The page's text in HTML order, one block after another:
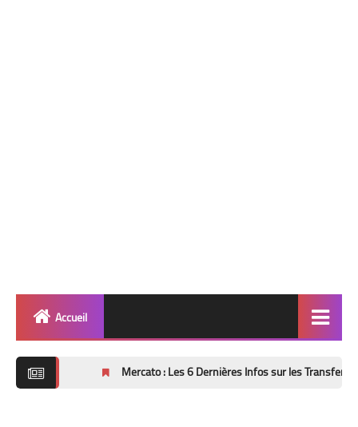
Accueil
Mercato : Les 6 Dernières Infos sur les Transferts (Mise à